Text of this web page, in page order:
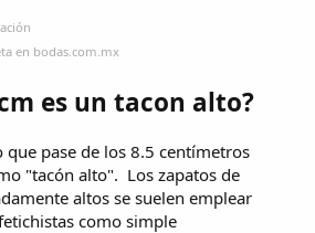
en bodas.com.mx
es un tacon alto?
que pase de los 8.5 centímetros
"tacón alto". ​ Los zapatos de
altos se suelen emplear
como simple